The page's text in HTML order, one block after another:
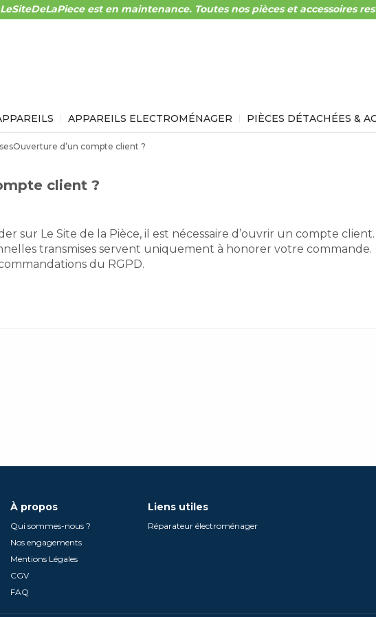
LeSiteDeLaPiece est en maintenance. Toutes nos pièces et accessoires
APPAREILS ELECTROMÉNAGER PIÈCES DÉTACHÉES &
Ouverture d’un compte client ?
client ?
sur Le Site de la Pièce, il est nécessaire d’ouvrir un compte client.
transmises servent uniquement à honorer votre commande.
du RGPD.
À propos
Qui sommes-nous ?
Nos engagements
Mentions Légales
CGV
FAQ
Liens utiles
Réparateur électroménager